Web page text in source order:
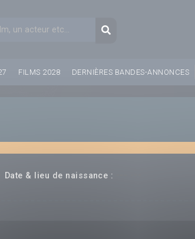
de rechercheRecherche
FILMS 2028 DERNIÈRES BANDES-ANNONCES
Date & lieu de naissance :